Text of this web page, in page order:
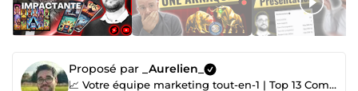
Proposé par _Aurelien_
📈 Votre équipe marketing tout-en-1 | Top 13 ComeUp 🚀